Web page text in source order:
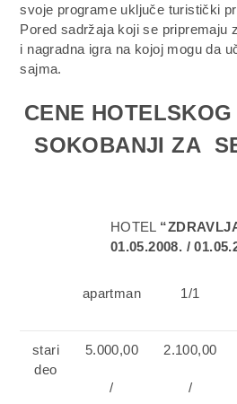
svoje programe uključe turistički
Pored sadržaja koji se pripremaju
i nagradna igra na kojoj mogu da
sajma.
CENE
SOKOBANJI ZA
HOTEL “
01.05.2008. /
apartman 1/1
stari
deo
5.000,00
/
2.100,00
/